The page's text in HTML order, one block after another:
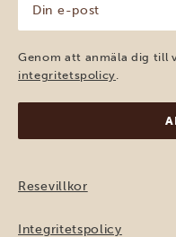
post
(Obligatoriskt)
Genom att anmäla dig till
integritetspolicy.
Resevillkor
Integritetspolicy